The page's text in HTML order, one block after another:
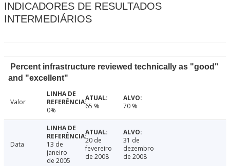
INDICADORES DE RESULTADOS
INTERMEDIÁRIOS
Percent infrastructure reviewed technically as "good"
and "excellent"
Valor
0%
65 % 70 %
Data
13 de
janeiro
de 2005
20 de
fevereiro
de 2008
31 de
dezembro
de 2008